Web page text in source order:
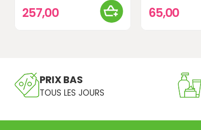
257,00 65,00
PRIX BAS
TOUS LES JOURS